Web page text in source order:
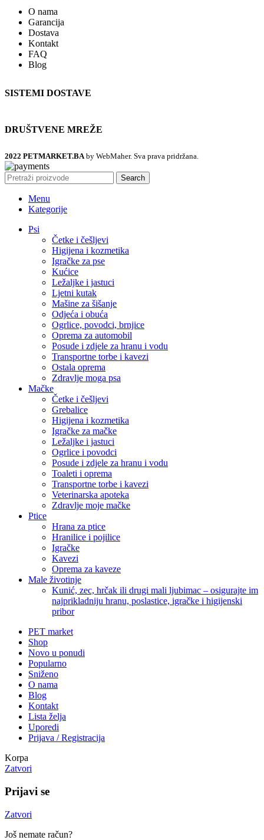
O nama
Garancija
Dostava
Kontakt
FAQ
Blog
SISTEMI DOSTAVE
DRUŠTVENE MREŽE
2022 PETMARKET.BAby WebMaher. Sva prava pridržana.
Search
Menu
Kategorije
Psi
Četke i češljevi
Higijena i kozmetika
Igračke za pse
Kućice
Ležaljke i jastuci
Ljetni kutak
Mašine za šišanje
Odjeća i obuća
Ogrlice, povodci, brnjice
Oprema za automobil
Posude i zdjele za hranu i vodu
Transportne torbe i kavezi
Ostala oprema
Zdravlje moga psa
Mačke
Četke i češljevi
Grebalice
Higijena i kozmetika
Igračke za mačke
Ležaljke i jastuci
Ogrlice i povodci
Posude i zdjele za hranu i vodu
Toaleti i oprema
Transportne torbe i kavezi
Veterinarska apoteka
Zdravlje moje mačke
Ptice
Hrana za ptice
Hranilice i pojilice
Igračke
Kavezi
Oprema za kaveze
Male životinje
Kunić, zec, hrčak ili drugi mali ljubimac – osigurajte im
najprikladniju hranu, poslastice, igračke i higijenski
pribor
PET market
Shop
Novo u ponudi
Popularno
Sniženo
O nama
Blog
Kontakt
Lista želja
Uporedi
Prijava / Registracija
Korpa
Zatvori
Prijavi se
Zatvori
Još nemate račun?